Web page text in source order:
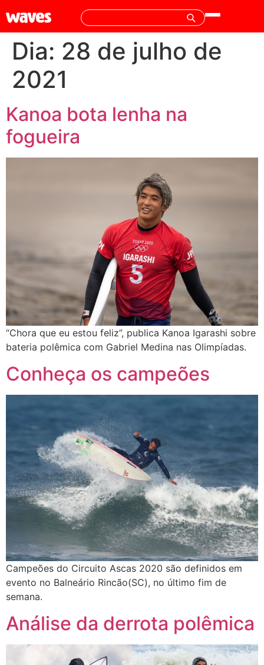
Dia: 28 de julho de
2021
Kanoa bota lenha na
fogueira
“Chora que eu estou feliz”, publica Kanoa Igarashi sobre
bateria polêmica com Gabriel Medina nas Olimpíadas.
Conheça os campeões
Campeões do Circuito Ascas 2020 são definidos em
evento no Balneário Rincão(SC), no último fim de
semana.
Análise da derrota polêmica